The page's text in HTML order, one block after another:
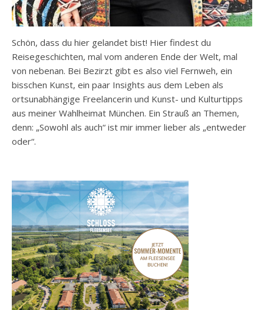
Schön, dass du hier gelandet bist! Hier findest du
Reisegeschichten, mal vom anderen Ende der Welt, mal
von nebenan. Bei Bezirzt gibt es also viel Fernweh, ein
bisschen Kunst, ein paar Insights aus dem Leben als
ortsunabhängige Freelancerin und Kunst- und Kulturtipps
aus meiner Wahlheimat München. Ein Strauß an Themen,
denn: „Sowohl als auch“ ist mir immer lieber als „entweder
oder“.